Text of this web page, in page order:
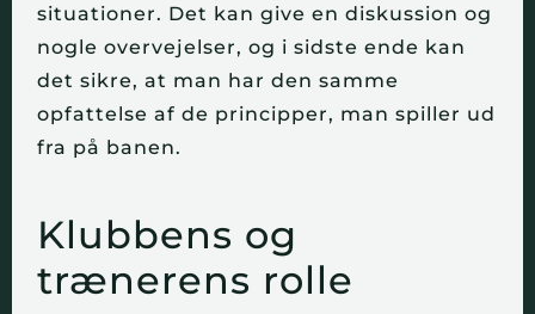
situationer. Det kan give en diskussion og
nogle overvejelser, og i sidste ende kan
det sikre, at man har den samme
opfattelse af de principper, man spiller ud
fra på banen.
Klubbens og
trænerens rolle